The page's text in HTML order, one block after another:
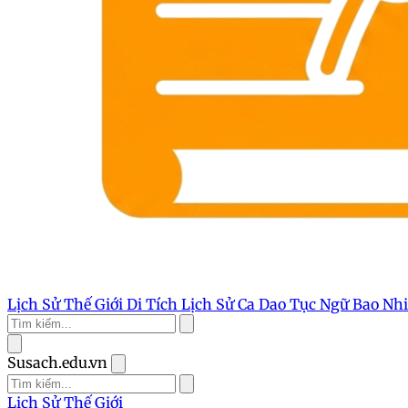
Lịch Sử Thế Giới Di Tích Lịch SửCa Dao Tục NgữBao
Susach.edu.vn
Lịch Sử Thế Giới